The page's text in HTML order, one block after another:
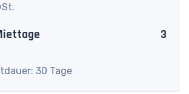
3
30 Tage